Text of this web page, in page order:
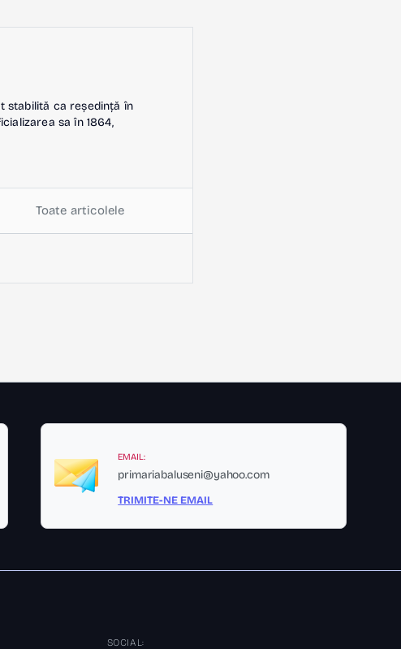
stabilită ca reședință în
sa în 1864,
Toate articolele
EMAIL:
primariabaluseni@yahoo.com
TRIMITE-NE EMAIL
SOCIAL: